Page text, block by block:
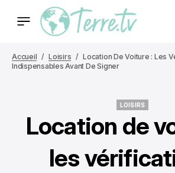
Accueil Loisirs
Location De Voiture : Les
Indispensables Avant De Signer
LOISIRS
Location de
les